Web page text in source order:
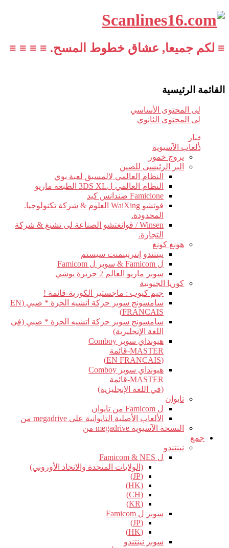
≡ لكم جميعا, عشاق خطوط المسح. ≡ ≡ ≡ ≡
القائمة الرئيسية
تخطي إلى المحتوى الأساسي
تخطي إلى المحتوى الثانوي
أخبار
الألعاب الآسيوية
يروج خمور
البر الرئيسى للصين
النظام العالمي لالمسبق لعبة بوي
النظام العالمي ل3DS XL الطبعة ماريو
Famiclone صندانس كيد
فوتشو WaiXing العلوم & شركة تكنولوجيا.
المحدودة.
Winsen / قوانغتشو الصناعة لى تشنغ & شركة
التجارة.
هونغ كونغ
نينتندو إنترتينمنت سيستم
ل Famicom & سوبر ل Famicom
سوبر ماريو العالم 2 جزيرة يوشي
كوريا الجنوبية
جيم كيوب : ماجستير الكورية-قائمة !
سامسونج سوبر حركة اتشيه الحرة * صبي (EN
FRANCAIS)
سامسونج سوبر حركة اتشيه الحرة * صبي (في
اللغة الإنجليزية)
هيونداي سوبر Comboy
MASTER-قائمة
(EN FRANCAIS)
هيونداي سوبر Comboy
MASTER-قائمة
(في اللغة الإنجليزية)
تايوان
ل Famicom من تايوان
الألعاب الأصلية التايوانية على megadrive من
النسخة الآسيوية megadrive من
جمع
نينتندو
ل Famicom & NES
(الولايات المتحدة والاتحاد الأوروبي)
(JP)
(HK)
(CH)
(KR)
سوبر ل Famicom
(JP)
(HK)
سوبر نينتندو